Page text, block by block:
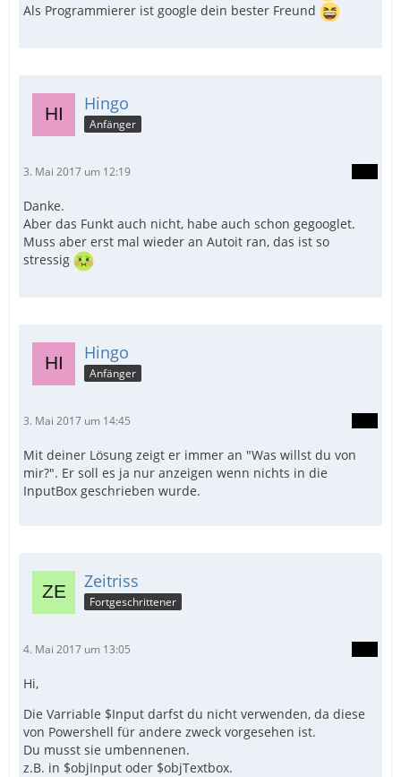
Als Programmierer ist google dein bester Freund
Hingo
Anfänger
3. Mai 2017 um 12:19
Danke.
Aber das Funkt auch nicht, habe auch schon gegooglet.
Muss aber erst mal wieder an Autoit ran, das ist so
stressig
Hingo
Anfänger
3. Mai 2017 um 14:45
Mit deiner Lösung zeigt er immer an "Was willst du von
mir?". Er soll es ja nur anzeigen wenn nichts in die
InputBox geschrieben wurde.
Zeitriss
Fortgeschrittener
4. Mai 2017 um 13:05
Hi,
Die Varriable $Input darfst du nicht verwenden, da diese
von Powershell für andere zweck vorgesehen ist.
Du musst sie umbennenen.
z.B. in $objInput oder $objTextbox.